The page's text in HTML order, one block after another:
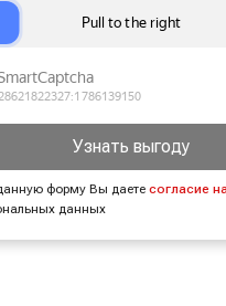
Узнать выгоду
форму Вы даетесогласие
данных